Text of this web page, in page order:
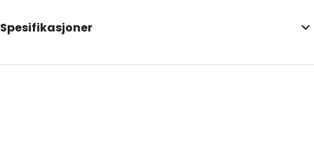
Spesifikasjoner
External Length: 319